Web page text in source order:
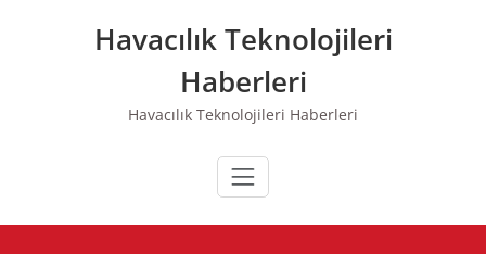
Havacılık Teknolojileri
Haberleri
Havacılık Teknolojileri Haberleri